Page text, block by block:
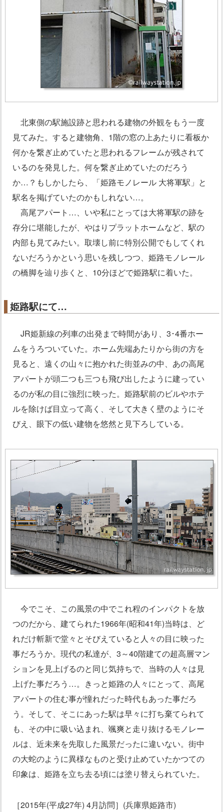
北東側の駅施設跡と思われる建物の外観をもう一度
見てみた。すると建物角、1階の窓の上あたりに看板か
何かを繋ぎ止めていたと思われるフレームが残されて
いるのを発見した。何を繋ぎ止めていたのだろう
か…？もしかしたら、「姫路モノレール 大将軍駅」と
駅名を掲げていたのかもしれない…。
高尾アパート…、いや私にとっては大将軍駅の跡を
存分に堪能したが、やはりプラットホームなど、駅の
内部も見てみたい。取壊し前に特別公開でもしてくれ
ないだろうかという思いを残しつつ、姫路モノレール
の橋脚を辿り歩くと、10分ほどで姫路駅に着いた。
姫路駅にて…
JR姫新線の列車の出発まで時間があり、3･4番ホー
ムをうろついていた。ホーム先端あたりから街の方を
見ると、遠くの山々に抱かれた街並みの中、あの高尾
アパートが頭二つも三つも飛び出したように建ってい
るのが私の目に強烈に映った。姫路駅前のビルやホテ
ルを除けば目立って高く、そして大きく壁のようにそ
びえ、眼下の低い建物を悠然と見下ろしている。
今でこそ、この風景の中でこれ程のインパクトを放
つのだから、建てられた1966年(昭和41年)当時は、ど
れだけ斬新で堂々とそびえていると人々の目に映った
事だろうか。現代の私達が、3～40階建ての超高層マン
ションを見上げるのと同じ気持ちで、当時の人々は見
上げた事だろう…。きっと姫路の人々にとって、高尾
アパートの住む事が憧れだった時代もあった事だろ
う。そして、そこにあった駅は早々に打ち棄てられて
も、その中に吸い込まれ、颯爽と走り抜けるモノレー
ルは、近未来を先取した風景だったに違いない。街中
の大蛇のように異様なものと受け止めていたかつての
印象は、姫路を立ち去る頃には塗り替えられていた。
［2015年(平成27年) 4月訪問］(兵庫県姫路市)